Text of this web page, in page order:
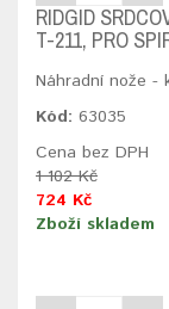
RIDGID
T-211, PRO
Náhradní nože -
Kód: 63035
Cena bez DPH
1 102 Kč
724 Kč
Zboží skladem